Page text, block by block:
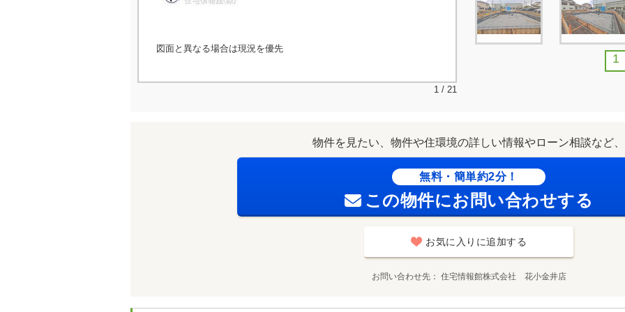
図面と異なる場合は現況を優先
1 / 21
1
物件を見たい、物件や住環境の詳しい情報やローン相談など、
無料・簡単約2分！
この物件にお問い合わせする
お気に入りに追加する
お問い合わせ先 住宅情報館株式会社 花小金井店